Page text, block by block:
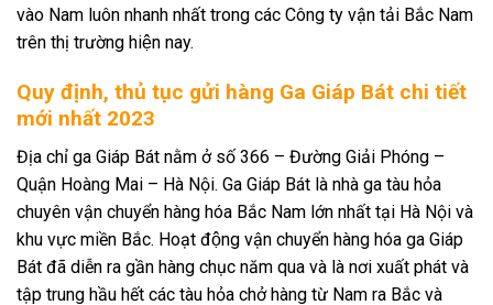
vào Nam luôn nhanh nhất trong các Công ty vận tải Bắc Nam
trên thị trường hiện nay.
Quy định, thủ tục gửi hàng Ga Giáp Bát chi tiết
mới nhất 2023
Địa chỉ ga Giáp Bát nằm ở số 366 – Đường Giải Phóng –
Quận Hoàng Mai – Hà Nội. Ga Giáp Bát là nhà ga tàu hỏa
chuyên vận chuyển hàng hóa Bắc Nam lớn nhất tại Hà Nội và
khu vực miền Bắc. Hoạt động vận chuyển hàng hóa ga Giáp
Bát đã diễn ra gần hàng chục năm qua và là nơi xuất phát và
tập trung hầu hết các tàu hỏa chở hàng từ Nam ra Bắc và